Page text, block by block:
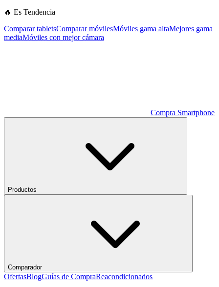
🔥 Es Tendencia
Comparar tabletsComparar móvilesMóviles gama altaMejores gama
mediaMóviles con mejor cámara
Compra Smartphone
Productos
Comparador
OfertasBlogGuías de CompraReacondicionados